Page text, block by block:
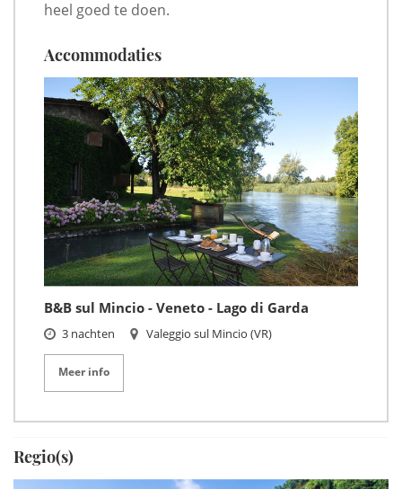
heel goed te doen.
Accommodaties
B&B sul Mincio - Veneto - Lago di Garda
3 nachten Valeggio sul Mincio (VR)
Meer info
Regio(s)